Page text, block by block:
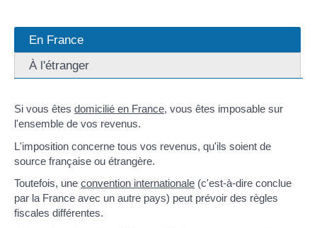
En France
À l'étranger
Si vous êtes domicilié en France, vous êtes imposable sur
l'ensemble de vos revenus.
L'imposition concerne tous vos revenus, qu'ils soient de
source française ou étrangère.
Toutefois, une convention internationale (c'est-à-dire conclue
par la France avec un autre pays) peut prévoir des règles
fiscales différentes.